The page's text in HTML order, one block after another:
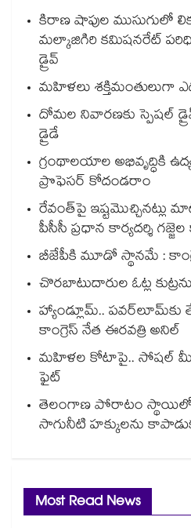
కిరాణ షాపుల ముసుగులో
మల్కాజిగిరి కమిషనరేట్
డ్రైవ్
మహిళలు శక్తిమంతులుగా
దోమల నివారణకు స్పెషల్ డ్రైవ్
డ్రైడే
గ్రంథాలయాల అభివృద్ధికి
ప్రొఫెసర్ కోదండరాం
రేవంత్‌‌పై ఇష్టమొచ్చినట్లు
పీసీసీ ప్రధాన కార్యదర్శి
బీజేపీకి మూడో స్థానమే :
చొరబాటుదారుల ఓట్ల
హ్యాండ్లూమ్‌‌..
కాంగ్రెస్‌‌ నేత ఈరవత్రి అనిల్‌‌
మహిళల కోటాపై.. సోషల్
ఫైట్
తెలంగాణ పోరాటం స్థాయిలో
సాగునీటి హక్కులను
Most Read News